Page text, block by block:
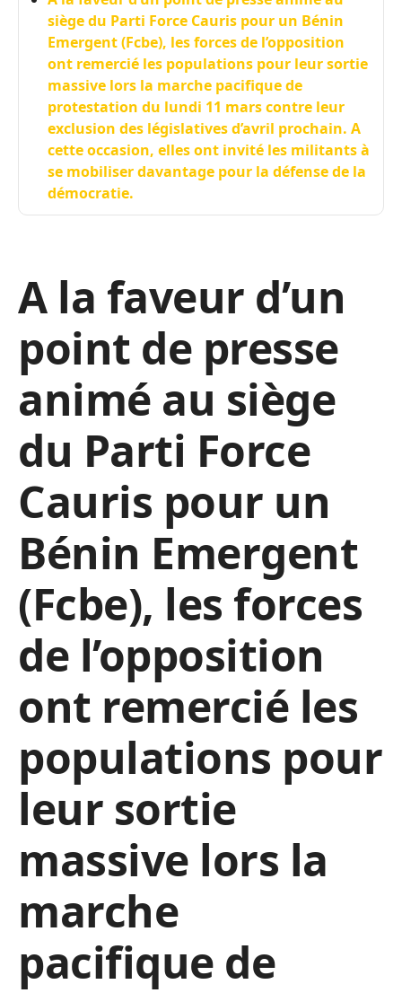
siège du Parti Force Cauris pour un Bénin
Emergent (Fcbe), les forces de l’opposition
ont remercié les populations pour leur sortie
massive lors la marche pacifique de
protestation du lundi 11 mars contre leur
exclusion des législatives d’avril prochain. A
cette occasion, elles ont invité les militants à
se mobiliser davantage pour la défense de la
démocratie.
A la faveur d’un
point de presse
animé au siège
du Parti Force
Cauris pour un
Bénin Emergent
(Fcbe), les forces
de l’opposition
ont remercié les
populations pour
leur sortie
massive lors la
marche
pacifique de